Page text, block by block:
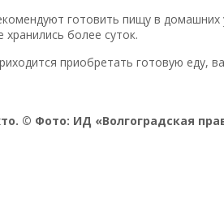
готовить пищу в
более суток.
приобретать готовую еду,
© Фото: ИД «Волгоградская